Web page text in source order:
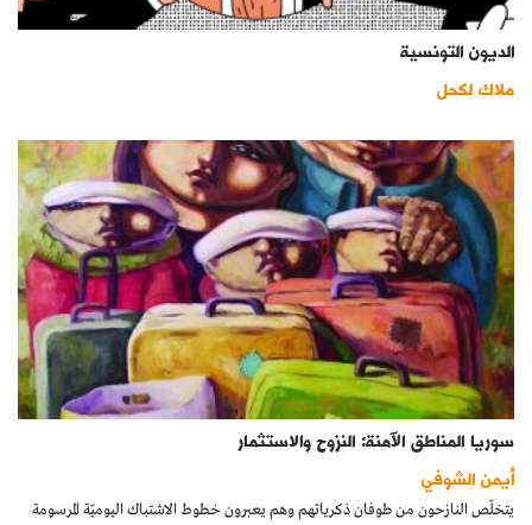
الديون التونسية
ملاك لكحل
سوريا المناطق الآمنة: النزوح والاستثمار
أيمن الشوفي
يتخلّص النازحون من طوفان ذكرياتهم وهم يعبرون خطوط الاشتباك اليوميّة المرسومة